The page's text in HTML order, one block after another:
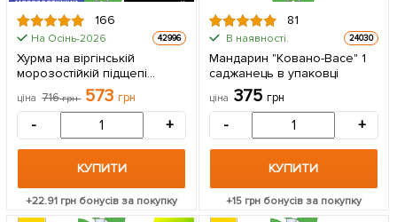
2Х РІЧНИЙ
20
МОРОЗОСТІЙКИЙ
НА ПІДЩЕПІ
166
На Осінь-2026 42996
Хурма на віргінській
морозостійкій підщепі
"Божий дар" вищий сорт! 2-
річний саджанець в
ціна 716грн 573 грн
- +
КУПИТИ
+22.91 грн бонусів за покупку
81
В наявності. 24030
Мандарин "Ковано-Васе" 1
саджанець в упаковці
ціна 375 грн
- +
КУПИТИ
+15грн бонусів за покупку